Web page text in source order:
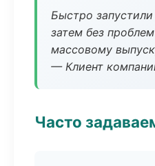
Быстро
затем без
массовому
— Клиент
Часто